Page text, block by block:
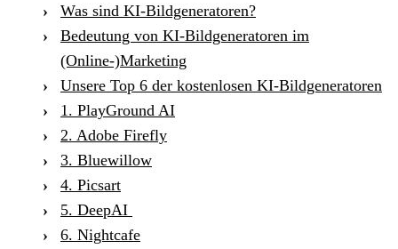
Was sind KI-Bildgeneratoren?
Bedeutung von KI-Bildgeneratoren im
(Online-)Marketing
Unsere Top 6 der kostenlosen KI-Bildgeneratoren
1. PlayGround AI
2. Adobe Firefly
3. Bluewillow
4. Picsart
5. DeepAI
6. Nightcafe